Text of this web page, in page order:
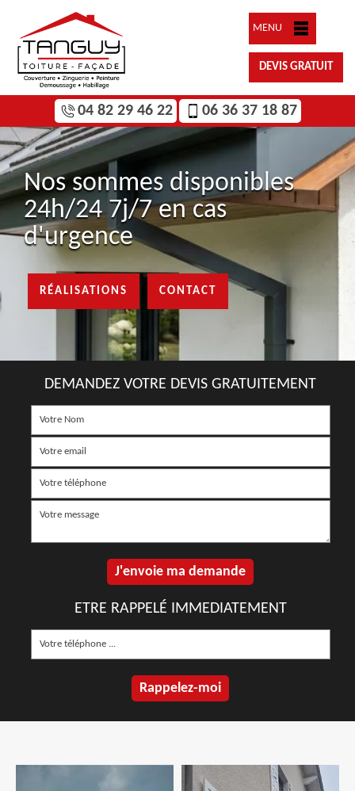
MENU
DEVIS GRATUIT
04 82 29 46 22 06 36 37 18 87
Nos sommes disponibles
24h/24 7j/7 en cas
d'urgence
RÉALISATIONS CONTACT
DEMANDEZ VOTRE DEVIS GRATUITEMENT
ETRE RAPPELÉ IMMEDIATEMENT